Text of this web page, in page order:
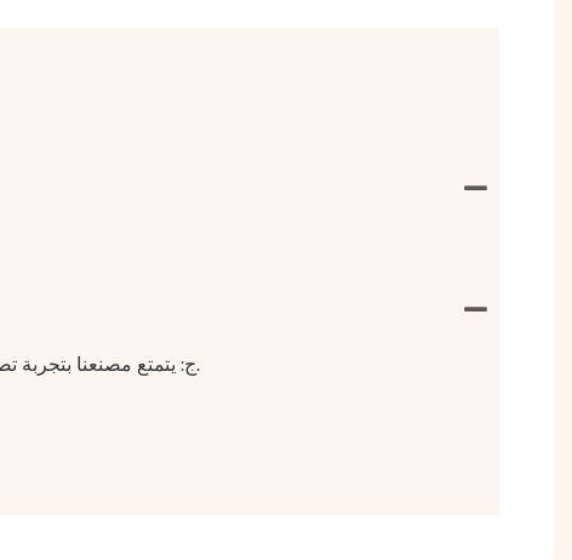
ج: يتمتع مصنعنا بتجربة تصدير غنية ، ويعرف جيدًا جميع طلبات العربات / المقطورات الغذائية. ومعرفة معظم البلدان المتطلبات والمتطلبات الخاصة.